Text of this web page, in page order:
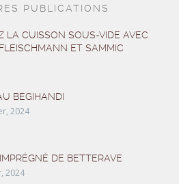
PUBLICATIONS
LA CUISSON SOUS-VIDE AVEC
ET SAMMIC
BEGIHANDI
2024
DE BETTERAVE
2024